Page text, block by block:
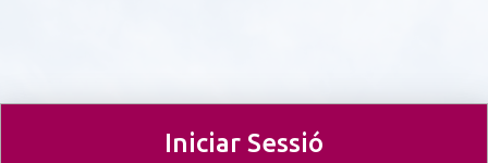
Iniciar Sessió